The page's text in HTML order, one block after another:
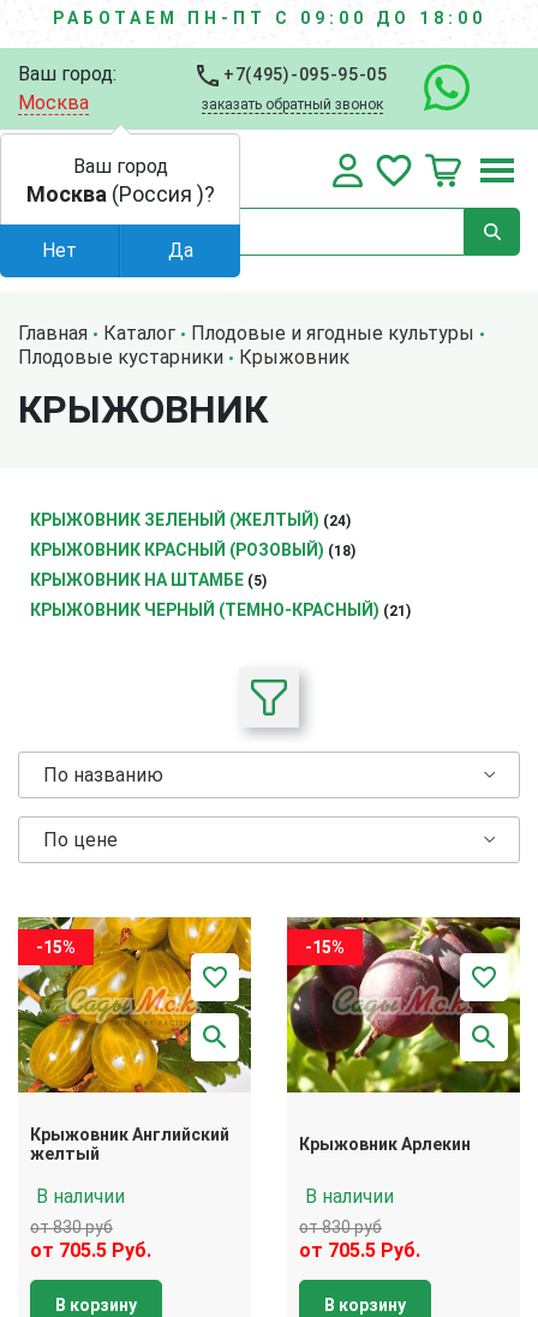
РАБОТАЕМ ПН-ПТ С 09:00 ДО 18:00
Ваш город:
Москва
+7(495)-095-95-05
заказать обратный звонок
Главная Каталог
Плодовые и ягодные культуры
Плодовые кустарники
Крыжовник
КРЫЖОВНИК
КРЫЖОВНИК ЗЕЛЕНЫЙ (ЖЕЛТЫЙ) (24)
КРЫЖОВНИК КРАСНЫЙ (РОЗОВЫЙ) (18)
КРЫЖОВНИК НА ШТАМБЕ (5)
КРЫЖОВНИК ЧЕРНЫЙ (ТЕМНО-КРАСНЫЙ) (21)
По названию
По цене
-15%
Крыжовник Английский
желтый
В наличии
от 830 руб
от 705.5 Руб.
В корзину
-15%
Крыжовник Арлекин
В наличии
от 830 руб
от 705.5 Руб.
В корзину
Ваш город
Москва (Россия )?
Нет Да